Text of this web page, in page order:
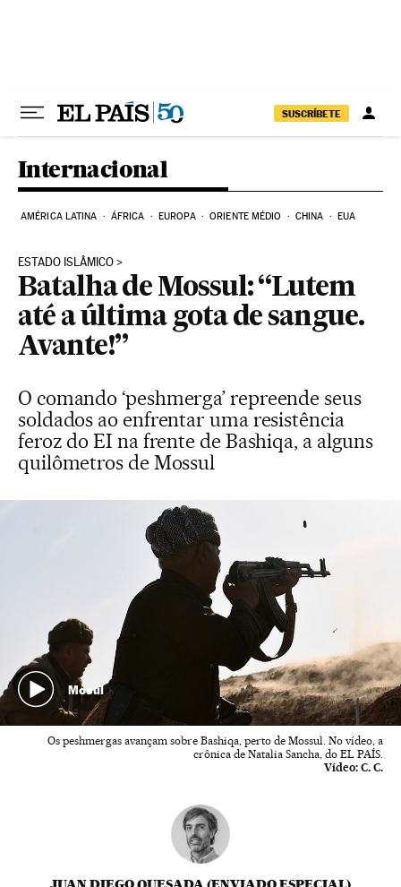
SUSCRÍBETE
Internacional
AMÉRICA LATINA ÁFRICA EUROPA ORIENTE MÉDIO CHINA EUA
ESTADO ISLÂMICO
Batalha de Mossul: “Lutem
até a última gota de sangue.
Avante!”
O comando ‘peshmerga’ repreende seus
soldados ao enfrentar uma resistência
feroz do EI na frente de Bashiqa, a alguns
quilômetros de Mossul
Mosul
Os peshmergas avançam sobre Bashiqa, perto de Mossul. No vídeo, a
crônica de Natalia Sancha, do EL PAÍS.
Vídeo: C. C.